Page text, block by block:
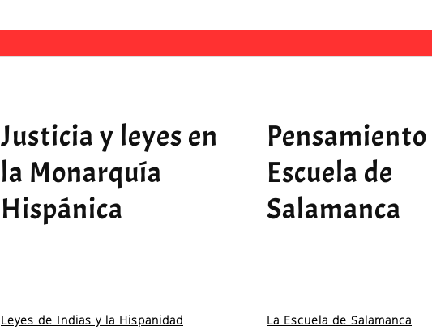
Justicia y leyes en
la Monarquía
Hispánica
Leyes de Indias y la Hispanidad
Escuela de
Salamanca
La Escuela de Salamanca